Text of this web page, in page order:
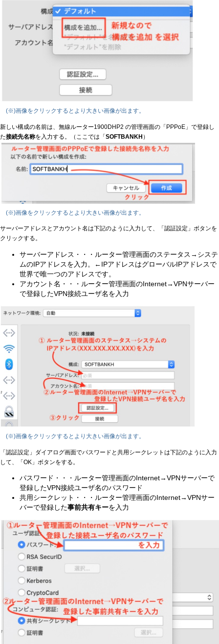
(※)画像をクリックするとより大きい画像が出ます。
新しい構成の名前は、無線ルーター1900DHP2 の管理画面の「PPPoE」で登録し
た接続先名称を入力する。（ここでは「SOFTBANKH ）
(※)画像をクリックするとより大きい画像が出ます。
サーバーアドレスとアカウント名は下記のように入力して、「認証設定」ボタンを
クリックする。
サーバーアドレス・・・ルーター管理画面のステータス→システ
ムのIPアドレスを入力。←IPアドレスはグローバルIPアドレスで
世界で唯一つのアドレスです。
アカウント名・・・ルーター管理画面のInternet→VPNサーバー
で登録したVPN接続ユーザ名を入力
(※)画像をクリックするとより大きい画像が出ます。
「認証設定」ダイアログ画面でパスワードと共用シークレットは下記のように入力
して、「OK」ボタンをする。
パスワード・・・ルーター管理画面のInternet→VPNサーバーで
登録したVPN接続ユーザ名のパスワード
共用シークレット・・・ルーター管理画面のInternet→VPNサー
バーで登録した事前共有キーを入力